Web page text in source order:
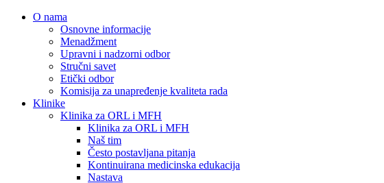
O nama
Osnovne informacije
Menadžment
Upravni i nadzorni odbor
Stručni savet
Etički odbor
Komisija za unapređenje kvaliteta rada
Klinike
Klinika za ORL i MFH
Klinika za ORL i MFH
Naš tim
Često postavljana pitanja
Kontinuirana medicinska edukacija
Nastava